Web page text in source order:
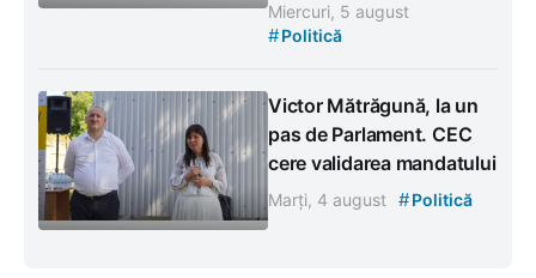
Miercuri, 5 august
#Politică
Victor Mătrăgună, la un
pas de Parlament. CEC
cere validarea mandatului
Marți, 4 august #Politică